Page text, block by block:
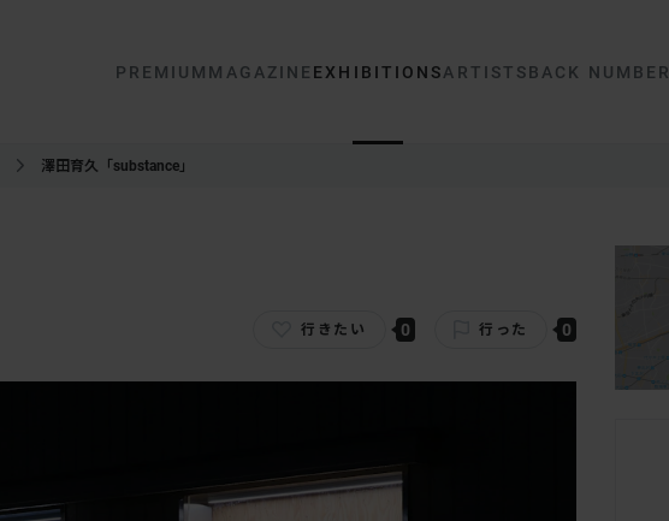
PREMIUM MAGAZINE EXHIBITIONSARTISTSBACK NUMBER
澤田育久「substance」
行きたい 0 行った 0